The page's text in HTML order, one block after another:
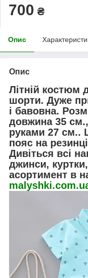
700 ₴
Опис
Опис
Літній костюм
шорти. Дуже
і бавовна.
довжина 35 см.,
руками 27 см..
пояс на
Дивіться всі
джинси,
асортимент в